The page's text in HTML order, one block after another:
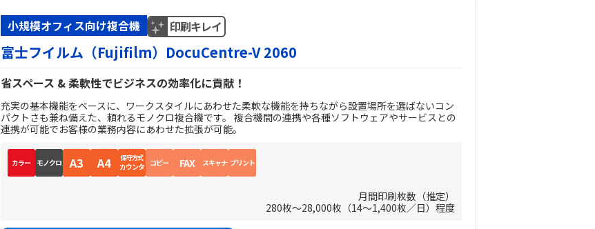
小規模オフィス向け複合機 印刷キレイ
富士フイルム（Fujifilm）DocuCentre-V 2060
省スペース & 柔軟性でビジネスの効率化に貢献！
充実の基本機能をベースに、ワークスタイルにあわせた柔軟な機能を持ちながら設置場所を選ばないコン
パクトさも兼ね備えた、頼れるモノクロ複合機です。 複合機間の連携や各種ソフトウェアやサービスとの
連携が可能でお客様の業務内容にあわせた拡張が可能。
カラー モノクロ A3 A4 保守方式
カウンタ コピー FAX スキャナ プリント
月間印刷枚数（推定）
280枚～28,000枚（14～1,400枚／日）程度